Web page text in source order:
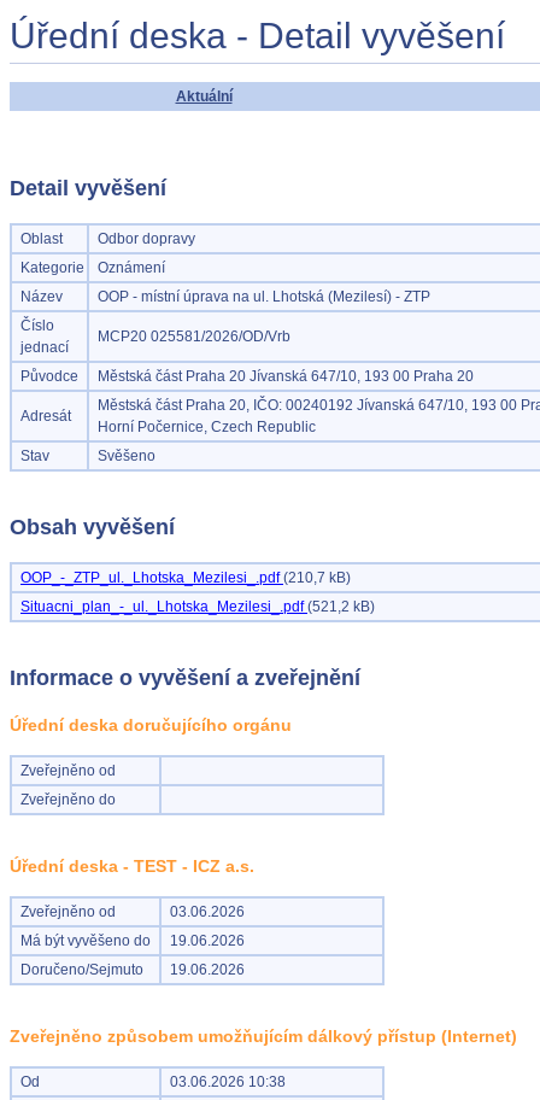
Úřední deska - Detail vyvěšení
Aktuální
Detail vyvěšení
Oblast
Odbor dopravy
Kategorie
Oznámení
Název
OOP - místní úprava na ul. Lhotská (Mezilesí) - ZTP
Číslo
jednací
MCP20 025581/2026/OD/Vrb
Původce Městská část Praha 20 Jívanská 647/10, 193 00 Praha 20
Adresát
Městská část Praha 20, IČO: 00240192 Jívanská 647/10, 193 00
Horní Počernice, Czech Republic
Stav
Svěšeno
Obsah vyvěšení
OOP_-_ZTP_ul._Lhotska_Mezilesi_.pdf(210,7 kB)
Situacni_plan_-_ul._Lhotska_Mezilesi_.pdf(521,2 kB)
Informace o vyvěšení a zveřejnění
Úřední deska doručujícího orgánu
Zveřejněno od
Zveřejněno do
Úřední deska - TEST - ICZ a.s.
Zveřejněno od
03.06.2026
Má být vyvěšeno do
19.06.2026
Doručeno/Sejmuto
19.06.2026
Zveřejněno způsobem umožňujícím dálkový přístup (Internet)
Od
03.06.2026 10:38